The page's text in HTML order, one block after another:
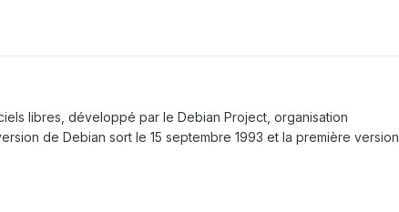
libres, développé par le Debian Project, organisation
de Debian sort le 15 septembre 1993 et la première version